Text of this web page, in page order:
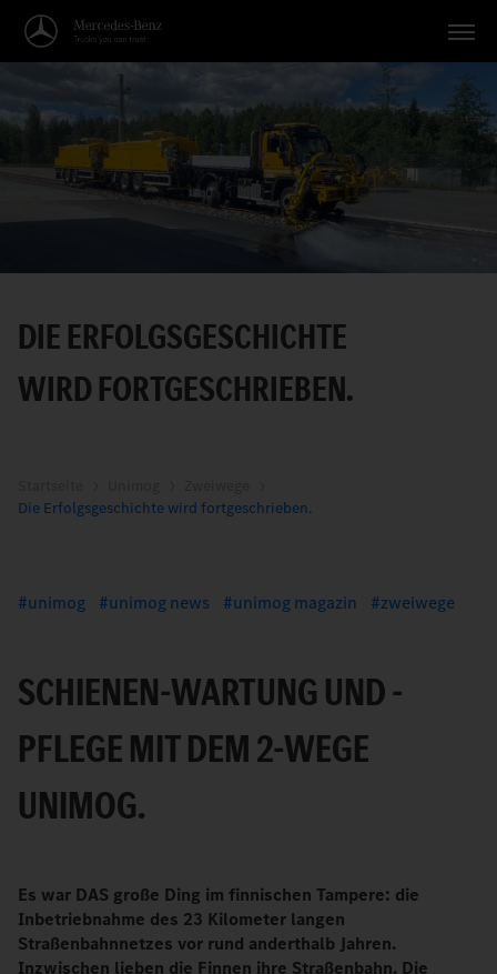
Fahrzeuge
Anwendungen
Themen
Deutsch
DIE ERFOLGSGESCHICHTE
WIRD FORTGESCHRIEBEN.
Die Erfolgsgeschichte wird fortgeschrieben.
unimog unimog news unimog magazin zweiwege
SCHIENEN-WARTUNG UND -
PFLEGE MIT DEM 2-WEGE
UNIMOG.
Es war DAS große Ding im finnischen Tampere: die
Inbetriebnahme des 23 Kilometer langen
Straßenbahnnetzes vor rund anderthalb Jahren.
Inzwischen lieben die Finnen ihre Straßenbahn. Die